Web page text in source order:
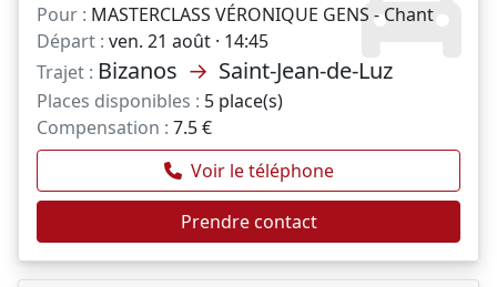
Pour : MASTERCLASS VÉRONIQUE GENS - Chant
Départ : ven. 21 août · 14:45
Trajet : Bizanos → Saint-Jean-de-Luz
Places disponibles : 5 place(s)
Compensation : 7.5 €
Voir le téléphone
Prendre contact